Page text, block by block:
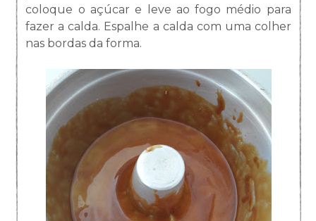
coloque o açúcar e leve ao fogo médio para
fazer a calda. Espalhe a calda com uma colher
nas bordas da forma.